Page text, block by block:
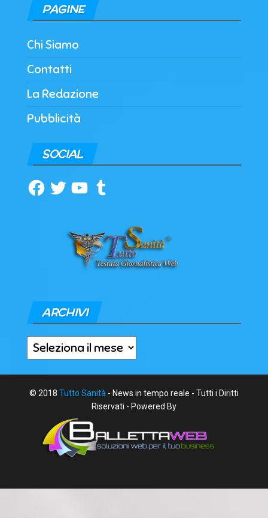
PAGINE
Chi Siamo
Contatti
La Redazione
Pubblicità
SOCIAL
Facebook
TwitterYouTubeTumblr
ARCHIVI
Archivi
© 2018 Tutto Sanità - News in tempo reale - Tutti i Diritti
Riservati - Powered By